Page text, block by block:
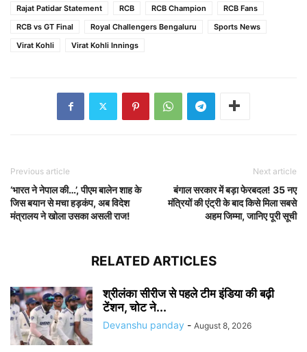
Rajat Patidar Statement
RCB RCB Champion
RCB Fans
RCB vs GT Final
Royal Challengers Bengaluru
Sports News
Virat Kohli
Virat Kohli Innings
Previous article
‘भारत ने नेपाल की…’, पीएम बालेन शाह के
जिस बयान से मचा हड़कंप, अब विदेश
मंत्रालय ने खोला उसका असली राज!
Next article
बंगाल सरकार में बड़ा फेरबदल! 35 नए
मंत्रियों की एंट्री के बाद किसे मिला सबसे
अहम जिम्मा, जानिए पूरी सूची
RELATED ARTICLES
श्रीलंका सीरीज से पहले टीम इंडिया की बढ़ी
टेंशन, चोट ने...
Devanshu panday - August 8, 2026